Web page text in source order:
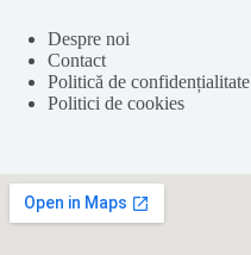
Despre noi
Contact
Politică de confidențialitate
Politici de cookies